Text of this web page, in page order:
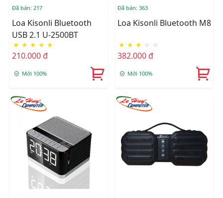
Đã bán: 217
Loa Kisonli Bluetooth
USB 2.1 U-2500BT
★ ★ ★ ★ ★
210.000 đ
Mới 100%
Đã bán: 363
Loa Kisonli Bluetooth M8
★ ★ ★ ☆ ☆
382.000 đ
Mới 100%